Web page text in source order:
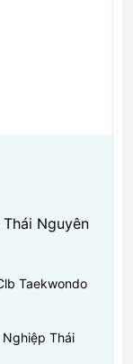
Nguyên
Taekwondo
Thái